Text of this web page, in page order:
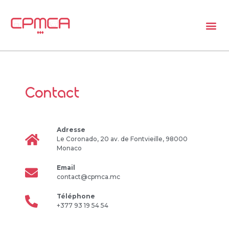
Contact
Adresse
Le Coronado, 20 av. de Fontvieille, 98000
Monaco
Email
contact@cpmca.mc
Téléphone
+377 93 19 54 54